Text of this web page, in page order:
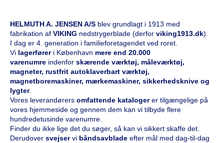
HELMUTH A. JENSEN A/S blev grundlagt i 1913 med
fabrikation af VIKING nedstrygerblade (derfor viking1913.dk).
I dag er 4. generation i familieforetagendet ved roret.
Vi lagerfører i København mere end 20.000
varenumre indenfor skærende værktøj, måleværktøj,
magneter, rustfrit autoklaverbart værktøj,
magnetboremaskiner, mærkemaskiner, sikkerhedsknive og
lygter.
Vores leverandørers omfattende katalogerer tilgængelige på
vores hjemmeside og gennem dem kan vi tilbyde flere
hundredetusinde varenumre.
Finder du ikke lige det du søger, så kan vi sikkert skaffe det.
Derudover svejservi båndsavblade efter mål med dag-til-dag